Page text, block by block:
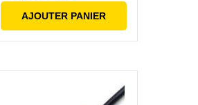
AJOUTER PANIER